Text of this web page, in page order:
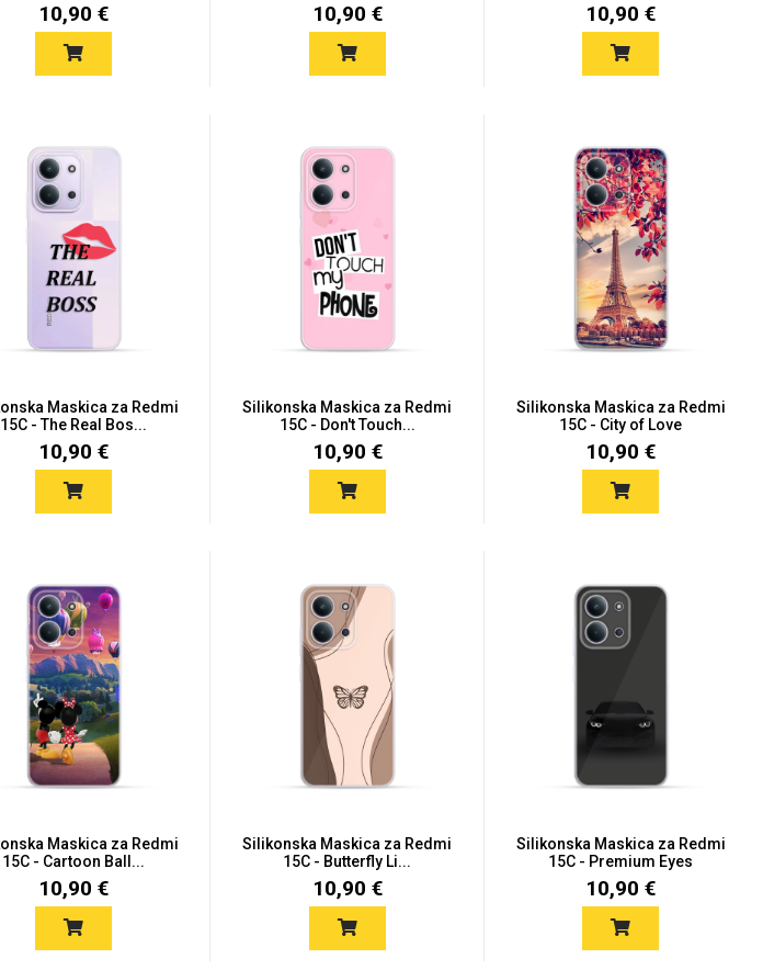
10,90 € 10,90 € 10,90 €
Maskica za Redmi
15C - The Real Bos...
10,90 €
Silikonska Maskica za Redmi
15C - Don't Touch...
10,90 €
Silikonska Maskica za Redmi
15C - City of Love
10,90 €
Maskica za Redmi
15C - Cartoon Ball...
10,90 €
Silikonska Maskica za Redmi
15C - Butterfly Li...
10,90 €
Silikonska Maskica za Redmi
15C - Premium Eyes
10,90 €